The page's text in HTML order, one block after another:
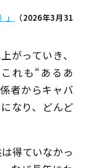
（2026年3月31
がっていき、
れも“あるあ
者からキャバ
なり、どんど
得ていなかっ